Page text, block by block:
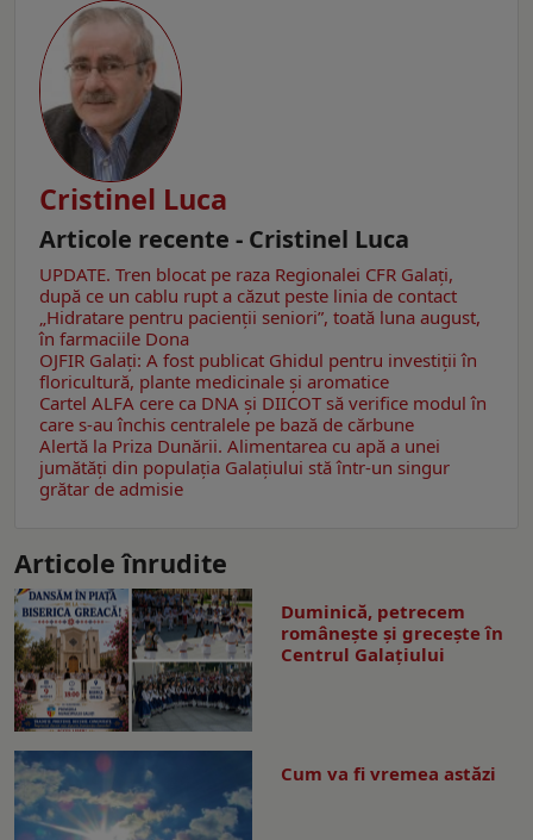
Cristinel Luca
Articole recente - Cristinel Luca
UPDATE. Tren blocat pe raza Regionalei CFR Galați,
după ce un cablu rupt a căzut peste linia de contact
„Hidratare pentru pacienții seniori”, toată luna august,
în farmaciile Dona
OJFIR Galați: A fost publicat Ghidul pentru investiții în
floricultură, plante medicinale și aromatice
Cartel ALFA cere ca DNA și DIICOT să verifice modul în
care s-au închis centralele pe bază de cărbune
Alertă la Priza Dunării. Alimentarea cu apă a unei
jumătăţi din populaţia Galațiului stă într-un singur
grătar de admisie
Articole înrudite
Duminică, petrecem
româneşte şi greceşte în
Centrul Galaţiului
Cum va fi vremea astăzi